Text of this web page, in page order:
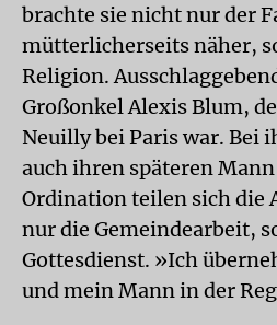
brachte sie nicht nur der
mütterlicherseits näher,
Religion.
Großonkel Alexis Blum,
Neuilly bei Paris war. Bei
auch ihren späteren
Ordination teilen sich die
nur die Gemeindearbeit,
Gottesdienst. »Ich
und mein Mann in der